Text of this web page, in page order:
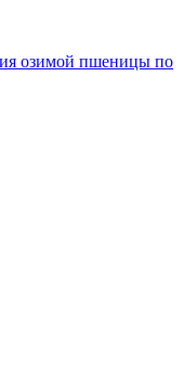
озимой пшеницы по